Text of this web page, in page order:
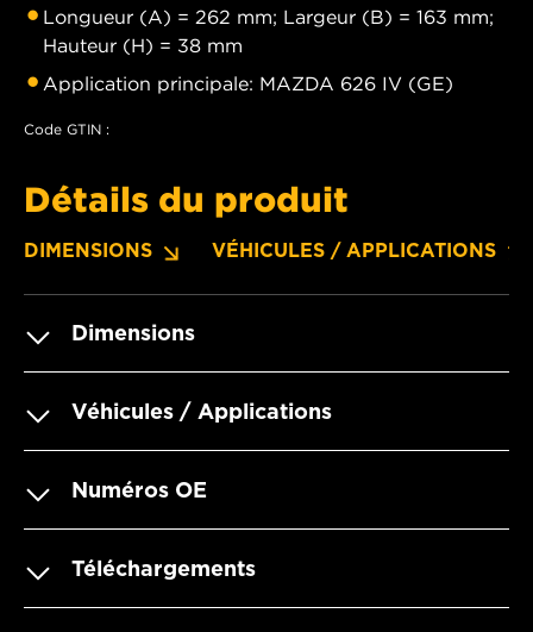
Longueur (A) = 262 mm; Largeur (B) = 163 mm;
Hauteur (H) = 38 mm
Application principale: MAZDA 626 IV (GE)
Code GTIN :
Détails du produit
DIMENSIONS VÉHICULES / APPLICATIONS
Dimensions
Véhicules / Applications
Numéros OE
Téléchargements